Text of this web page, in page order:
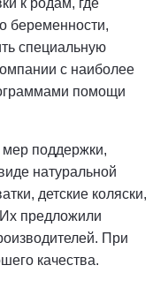
к родам, где
беременности,
специальную
с наиболее
помощи
мер поддержки,
натуральной
детские коляски,
предложили
При
качества.